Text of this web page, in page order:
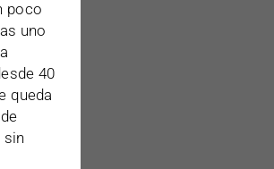
poco
uno
40
queda
sin